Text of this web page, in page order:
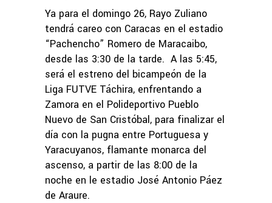
Ya para el domingo 26, Rayo Zuliano
tendrá careo con Caracas en el estadio
“Pachencho” Romero de Maracaibo,
desde las 3:30 de la tarde. A las 5:45,
será el estreno del bicampeón de la
Liga FUTVE Táchira, enfrentando a
Zamora en el Polideportivo Pueblo
Nuevo de San Cristóbal, para finalizar el
día con la pugna entre Portuguesa y
Yaracuyanos, flamante monarca del
ascenso, a partir de las 8:00 de la
noche en le estadio José Antonio Páez
de Araure.